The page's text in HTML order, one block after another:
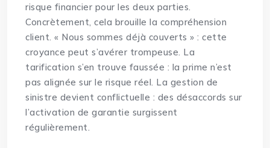
risque financier pour les deux parties.
Concrètement, cela brouille la compréhension
client. « Nous sommes déjà couverts » : cette
croyance peut s’avérer trompeuse. La
tarification s’en trouve faussée : la prime n’est
pas alignée sur le risque réel. La gestion de
sinistre devient conflictuelle : des désaccords sur
l’activation de garantie surgissent
régulièrement.